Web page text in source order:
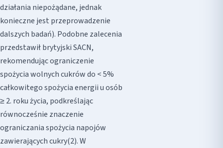
działania niepożądane, jednak
konieczne jest przeprowadzenie
dalszych badań). Podobne zalecenia
przedstawił brytyjski SACN,
rekomendując ograniczenie
spożycia wolnych cukrów do < 5%
całkowitego spożycia energii u osób
≥ 2. roku życia, podkreślając
równocześnie znaczenie
ograniczania spożycia napojów
zawierających cukry(2). W